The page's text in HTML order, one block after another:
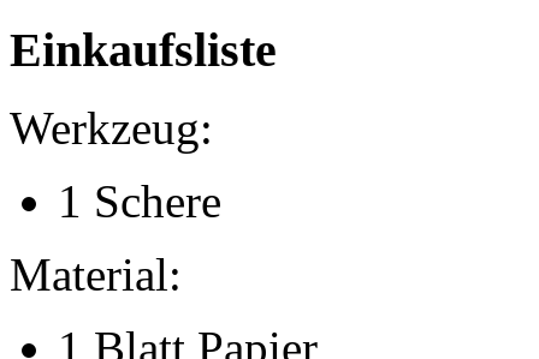
Einkaufsliste
Werkzeug:
1 Schere
Material:
1 Blatt Papier